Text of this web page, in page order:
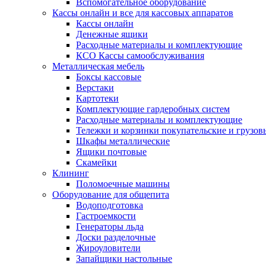
Вспомогательное оборудование
Кассы онлайн и все для кассовых аппаратов
Кассы онлайн
Денежные ящики
Расходные материалы и комплектующие
КСО Кассы самообслуживания
Металлическая мебель
Боксы кассовые
Верстаки
Картотеки
Комплектующие гардеробных систем
Расходные материалы и комплектующие
Тележки и корзинки покупательские и
Шкафы металлические
Ящики почтовые
Скамейки
Клининг
Поломоечные машины
Оборудование для общепита
Водоподготовка
Гастроемкости
Генераторы льда
Доски разделочные
Жироуловители
Запайщики настольные